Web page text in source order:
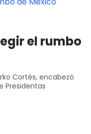
el rumbo
Cortés, encabezó
Presidentas